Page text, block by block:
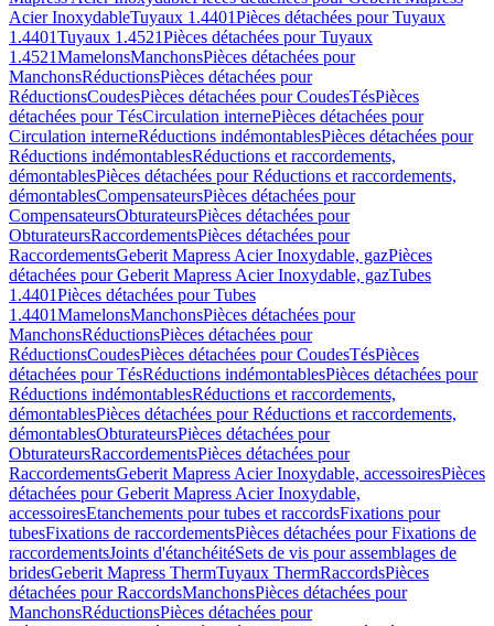
Acier InoxydableTuyaux 1.4401Pièces détachées pour Tuyaux
1.4401Tuyaux 1.4521Pièces détachées pour Tuyaux
1.4521MamelonsManchonsPièces détachées pour
ManchonsRéductionsPièces détachées pour
RéductionsCoudesPièces détachées pour CoudesTésPièces
détachées pour TésCirculation internePièces détachées pour
Circulation interneRéductions indémontablesPièces détachées pour
Réductions indémontablesRéductions et raccordements,
démontablesPièces détachées pour Réductions et raccordements,
démontablesCompensateursPièces détachées pour
CompensateursObturateursPièces détachées pour
ObturateursRaccordementsPièces détachées pour
RaccordementsGeberit Mapress Acier Inoxydable, gazPièces
détachées pour Geberit Mapress Acier Inoxydable, gazTubes
1.4401Pièces détachées pour Tubes
1.4401MamelonsManchonsPièces détachées pour
ManchonsRéductionsPièces détachées pour
RéductionsCoudesPièces détachées pour CoudesTésPièces
détachées pour TésRéductions indémontablesPièces détachées pour
Réductions indémontablesRéductions et raccordements,
démontablesPièces détachées pour Réductions et raccordements,
démontablesObturateursPièces détachées pour
ObturateursRaccordementsPièces détachées pour
RaccordementsGeberit Mapress Acier Inoxydable, accessoiresPièces
détachées pour Geberit Mapress Acier Inoxydable,
accessoiresEtanchements pour tubes et raccordsFixations pour
tubesFixations de raccordementsPièces détachées pour Fixations de
raccordementsJoints d'étanchéitéSets de vis pour assemblages de
bridesGeberit Mapress ThermTuyaux ThermRaccordsPièces
détachées pour RaccordsManchonsPièces détachées pour
ManchonsRéductionsPièces détachées pour